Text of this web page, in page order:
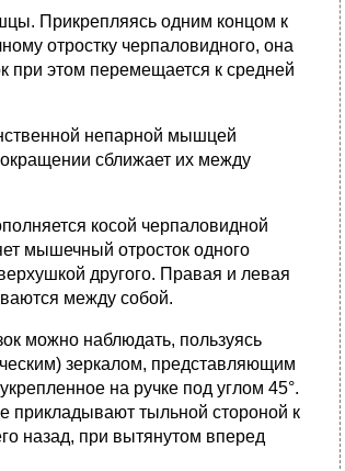
Прикрепляясь одним концом к
отростку черпаловидного, она
при этом перемещается к средней
непарной мышцей
сближает их между
косой черпаловидной
мышечный отросток одного
другого. Правая и левая
между собой.
можно наблюдать, пользуясь
зеркалом, представляющим
на ручке под углом 45°.
прикладывают тыльной стороной к
назад, при вытянутом вперед